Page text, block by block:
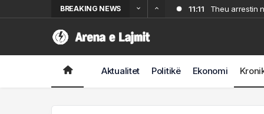
BREAKING NEWS 11:11
Theu arrestin
Aktualitet Politikë Ekonomi